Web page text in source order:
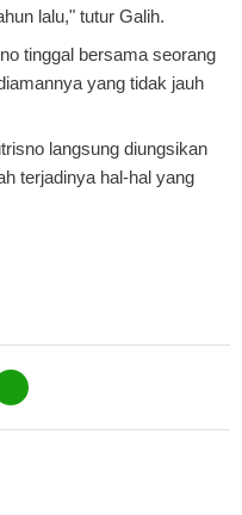
lalu," tutur Galih.
tinggal bersama seorang
yang tidak jauh
langsung diungsikan
terjadinya hal-hal yang